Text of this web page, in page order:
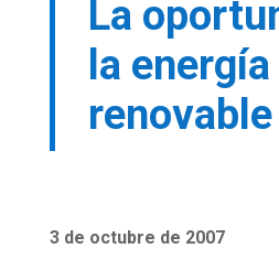
La
la energía
renovable
3 de octubre de 2007